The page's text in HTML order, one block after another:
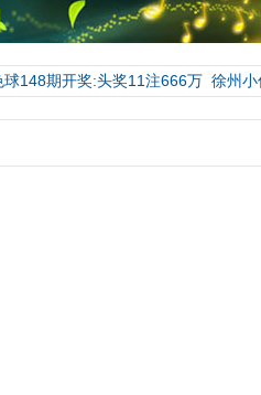
球148期开奖:头奖11注666万 徐州